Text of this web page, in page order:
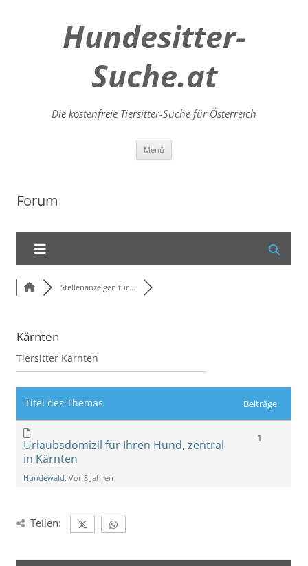
Hundesitter-
Suche.at
Die kostenfreie Tiersitter-Suche für Österreich
Menü
Forum
Stellenanzeigen für...
Kärnten
Tiersitter Kärnten
Titel des Themas Beiträge
Urlaubsdomizil für Ihren Hund, zentral
in Kärnten
Hundewald, Vor 8 Jahren
1
Teilen: